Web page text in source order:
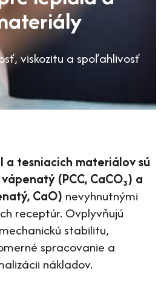
viskozitu a spoľahlivosť
a tesniacich materiálov sú
(PCC, CaCO₃) a
CaO) nevyhnutnými
receptúr. Ovplyvňujú
stabilitu,
spracovanie a
nákladov.